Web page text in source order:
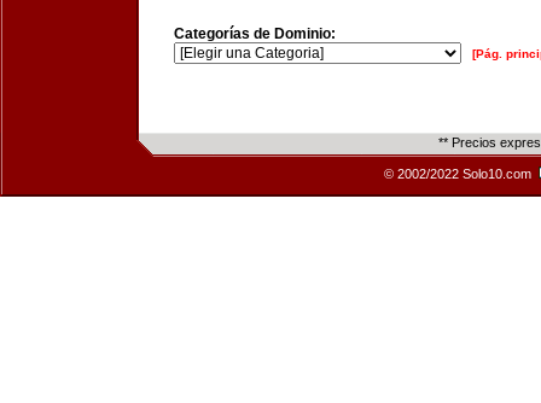
Categorías de Dominio:
[Pág.
** Precios
© 2002/2022 Solo10.com